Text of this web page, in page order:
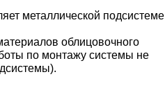
металлической подсистеме
облицовочного
по монтажу системы не